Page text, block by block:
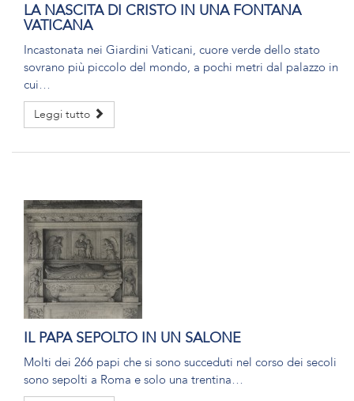
LA NASCITA DI CRISTO IN UNA FONTANA
VATICANA
Incastonata nei Giardini Vaticani, cuore verde dello stato
sovrano più piccolo del mondo, a pochi metri dal palazzo in
cui…
Leggi tutto
IL PAPA SEPOLTO IN UN SALONE
Molti dei 266 papi che si sono succeduti nel corso dei secoli
sono sepolti a Roma e solo una trentina…